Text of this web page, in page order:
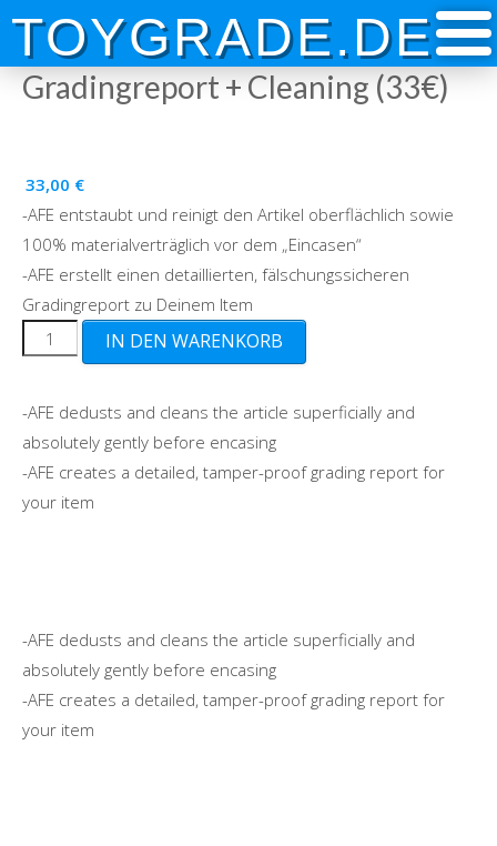
Skip
content
TOYGRADE.DE
Gradingreport + Cleaning (33€)
33,00 €
-AFE entstaubt und reinigt den Artikel oberflächlich sowie
100% materialverträglich vor dem „Eincasen“
-AFE erstellt einen detaillierten, fälschungssicheren
Gradingreport zu Deinem Item
Gradingreport
(33€)
Menge
IN DEN WARENKORB
-AFE dedusts and cleans the article superficially and
absolutely gently before encasing
-AFE creates a detailed, tamper-proof grading report for
your item
-AFE dedusts and cleans the article superficially and
absolutely gently before encasing
-AFE creates a detailed, tamper-proof grading report for
your item